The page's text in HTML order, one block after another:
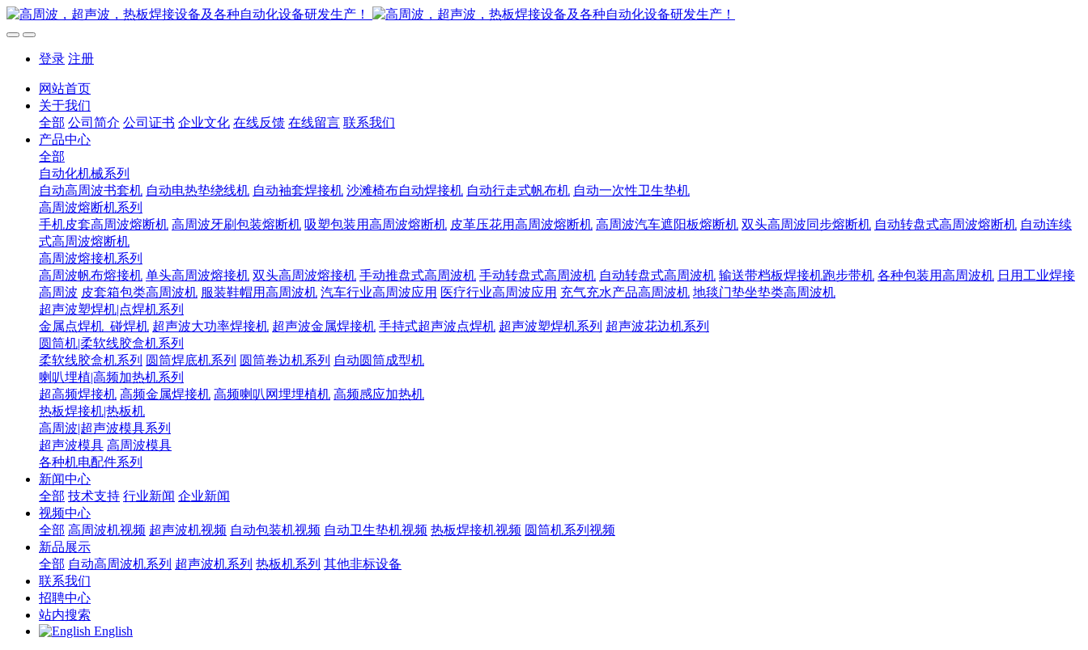
登录 注册
网站首页
关于我们
全部 公司简介 公司证书 企业文化 在线反馈 在线留言 联系我们
产品中心
全部
自动化机械系列
自动高周波书套机 自动电热垫绕线机 自动袖套焊接机 沙滩椅布自动焊接机 自动行走式帆布机 自动一次性卫生垫机
高周波熔断机系列
手机皮套高周波熔断机 高周波牙刷包装熔断机 吸塑包装用高周波熔断机 皮革压花用高周波熔断机 高周波汽车遮阳板熔断机 双头高周波同步熔断机 自动转盘式高周波熔断机 自动连续
式高周波熔断机
高周波熔接机系列
高周波帆布熔接机 单头高周波熔接机 双头高周波熔接机 手动推盘式高周波机 手动转盘式高周波机 自动转盘式高周波机 输送带档板焊接机跑步带机 各种包装用高周波机 日用工业焊接
高周波 皮套箱包类高周波机 服装鞋帽用高周波机 汽车行业高周波应用 医疗行业高周波应用 充气充水产品高周波机 地毯门垫坐垫类高周波机
超声波塑焊机|点焊机系列
金属点焊机_碰焊机 超声波大功率焊接机 超声波金属焊接机 手持式超声波点焊机 超声波塑焊机系列 超声波花边机系列
圆筒机|柔软线胶盒机系列
柔软线胶盒机系列 圆筒焊底机系列 圆筒卷边机系列 自动圆筒成型机
喇叭埋植|高频加热机系列
超高频焊接机 高频金属焊接机 高频喇叭网埋埋植机 高频感应加热机
热板焊接机|热板机
高周波|超声波模具系列
超声波模具 高周波模具
各种机电配件系列
新闻中心
全部 技术支持 行业新闻 企业新闻
视频中心
全部 高周波机视频 超声波机视频 自动包装机视频 自动卫生垫机视频 热板焊接机视频 圆筒机系列视频
新品展示
全部 自动高周波机系列 超声波机系列 热板机系列 其他非标设备
联系我们
招聘中心
站内搜索
English